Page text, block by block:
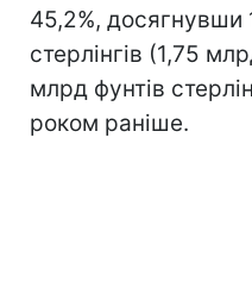
45,2%, досягнувши
стерлінгів (1,75
млрд фунтів
роком раніше.